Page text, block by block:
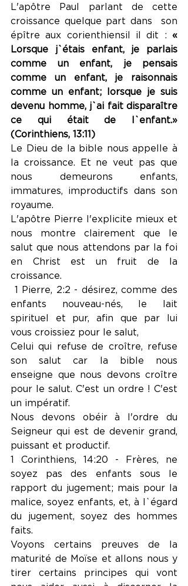
L'apôtre Paul parlant de cette
croissance quelque part dans  son
épître aux corienthiensil il dit : «
Lorsque j`étais enfant, je parlais
comme un enfant, je pensais
comme un enfant, je raisonnais
comme un enfant; lorsque je suis
devenu homme, j`ai fait disparaître
ce qui était de l`enfant.»
(Corinthiens, 13:11)
Le Dieu de la bible nous appelle à
la croissance. Et ne veut pas que
nous demeurons enfants,
immatures, improductifs dans son
royaume.
L'apôtre Pierre l'explicite mieux et
nous montre clairement que le
salut que nous attendons par la foi
en Christ est un fruit de la
croissance.
enfants nouveau-nés, le lait
spirituel et pur, afin que par lui
vous croissiez pour le salut,
Celui qui refuse de croître, refuse
son salut car la bible nous
enseigne que nous devons croître
pour le salut. C'est un ordre ! C'est
un impératif.
Nous devons obéir à l'ordre du
Seigneur qui est de devenir grand,
puissant et productif.
1 Corinthiens, 14:20 - Frères, ne
soyez pas des enfants sous le
rapport du jugement; mais pour la
malice, soyez enfants, et, à l`égard
du jugement, soyez des hommes
faits.
Voyons certains preuves de la
maturité de Moïse et allons nous y
tirer certains principes qui vont